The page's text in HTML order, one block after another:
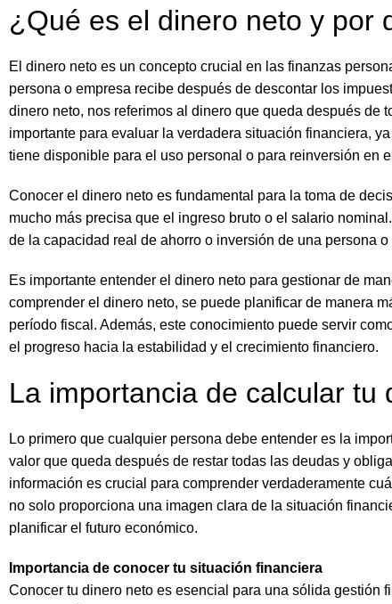
¿Qué es el dinero neto y por
El dinero neto es un concepto crucial en las finanzas
persona o empresa recibe después de descontar los
dinero neto, nos referimos al dinero que queda después de
importante para evaluar la verdadera situación financiera,
tiene disponible para el uso personal o para reinversión en
Conocer el dinero neto es fundamental para la toma de
mucho más precisa que el ingreso bruto o el salario
de la capacidad real de ahorro o inversión de una persona o
Es importante entender el dinero neto para gestionar de
comprender el dinero neto, se puede planificar de manera
período fiscal. Además, este conocimiento puede servir
el progreso hacia la estabilidad y el crecimiento financiero.
La importancia de calcular tu
Lo primero que cualquier persona debe entender es la
valor que queda después de restar todas las deudas y
información es crucial para comprender verdaderamente
no solo proporciona una imagen clara de la situación
planificar el futuro económico.
Importancia de conocer tu situación financiera
Conocer tu dinero neto es esencial para una sólida gestión